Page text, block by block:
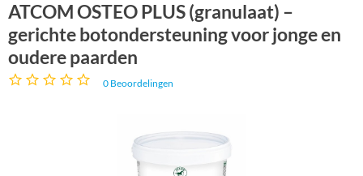
ATCOM OSTEO PLUS (granulaat) –
gerichte botondersteuning voor jonge en
oudere paarden
0 Beoordelingen